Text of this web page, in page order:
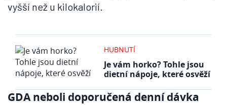
vyšší než u kilokalorií.
HUBNUTÍ
Je vám horko? Tohle jsou
dietní nápoje, které osvěží
GDA neboli doporučená denní dávka